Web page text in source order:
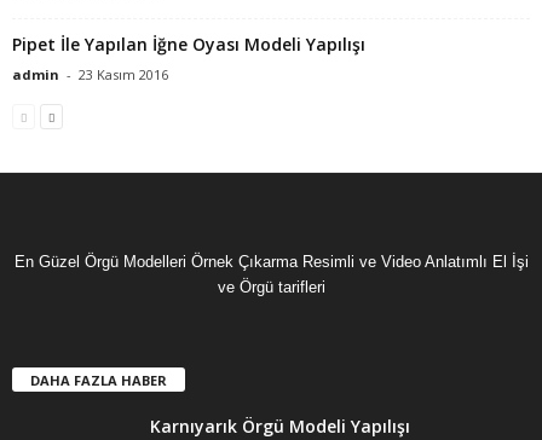
Pipet İle Yapılan İğne Oyası Modeli Yapılışı
admin - 23 Kasım 2016
En Güzel Örgü Modelleri Örnek Çıkarma Resimli ve Video Anlatımlı El İşi
ve Örgü tarifleri
DAHA FAZLA HABER
Karnıyarık Örgü Modeli Yapılışı